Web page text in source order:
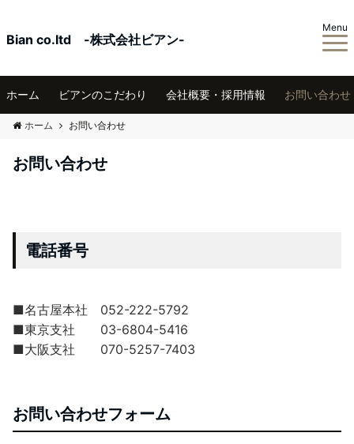
Bian co.ltd -株式会社ビアン-
Menu
ホーム ビアンのこだわり 会社概要・採用情報 お問い合わせ
ホーム お問い合わせ
お問い合わせ
電話番号
■名古屋本社 052-222-5792
■東京支社 03-6804-5416
■大阪支社 070-5257-7403
お問い合わせフォーム